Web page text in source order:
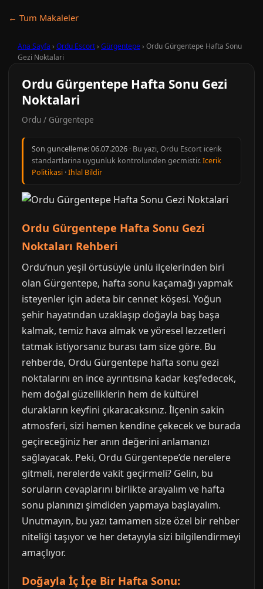
← Tum Makaleler
Ana Sayfa › Ordu Escort› Gürgentepe› Ordu Gürgentepe Hafta Sonu
Gezi Noktalari
Ordu Gürgentepe Hafta Sonu Gezi
Noktalari
Ordu / Gürgentepe
Son guncelleme:06.07.2026 · Bu yazi, Ordu Escort icerik
standartlarina uygunluk kontrolunden gecmistir.Icerik
Politikasi ·Ihlal Bildir
Ordu Gürgentepe Hafta Sonu Gezi
Noktaları Rehberi
Ordu’nun yeşil örtüsüyle ünlü ilçelerinden biri
olan Gürgentepe, hafta sonu kaçamağı yapmak
isteyenler için adeta bir cennet köşesi. Yoğun
şehir hayatından uzaklaşıp doğayla baş başa
kalmak, temiz hava almak ve yöresel lezzetleri
tatmak istiyorsanız burası tam size göre. Bu
rehberde, Ordu Gürgentepe hafta sonu gezi
noktalarını en ince ayrıntısına kadar keşfedecek,
hem doğal güzelliklerin hem de kültürel
durakların keyfini çıkaracaksınız. İlçenin sakin
atmosferi, sizi hemen kendine çekecek ve burada
geçireceğiniz her anın değerini anlamanızı
sağlayacak. Peki, Ordu Gürgentepe’de nerelere
gitmeli, nerelerde vakit geçirmeli? Gelin, bu
soruların cevaplarını birlikte arayalım ve hafta
sonu planınızı şimdiden yapmaya başlayalım.
Unutmayın, bu yazı tamamen size özel bir rehber
niteliği taşıyor ve her detayıyla sizi bilgilendirmeyi
amaçlıyor.
Doğayla İç İçe Bir Hafta Sonu: